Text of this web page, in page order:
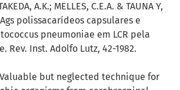
A.K.; MELLES, C.E.A. & TAUNA Y,
polissacarídeos capsulares e
pneumoniae em LCR pela
Rev. Inst. Adolfo Lutz, 42-1982.
Valuable but neglected technique for